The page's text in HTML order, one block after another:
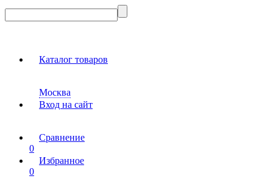
Каталог товаров
Москва
Вход на сайт
Сравнение
0
Избранное
0